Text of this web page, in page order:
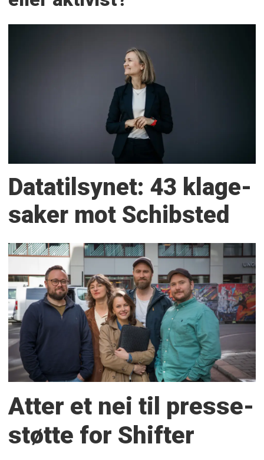
Datatilsynet: 43 klage­
saker mot Schibsted
Atter et nei til presse­
støtte for Shifter